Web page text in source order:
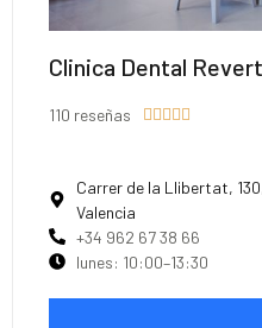
Clinica Dental
110 reseñas     
Carrer de la Llibertat,
Valencia
+34 962 67 38 66
lunes: 10:00–13:30